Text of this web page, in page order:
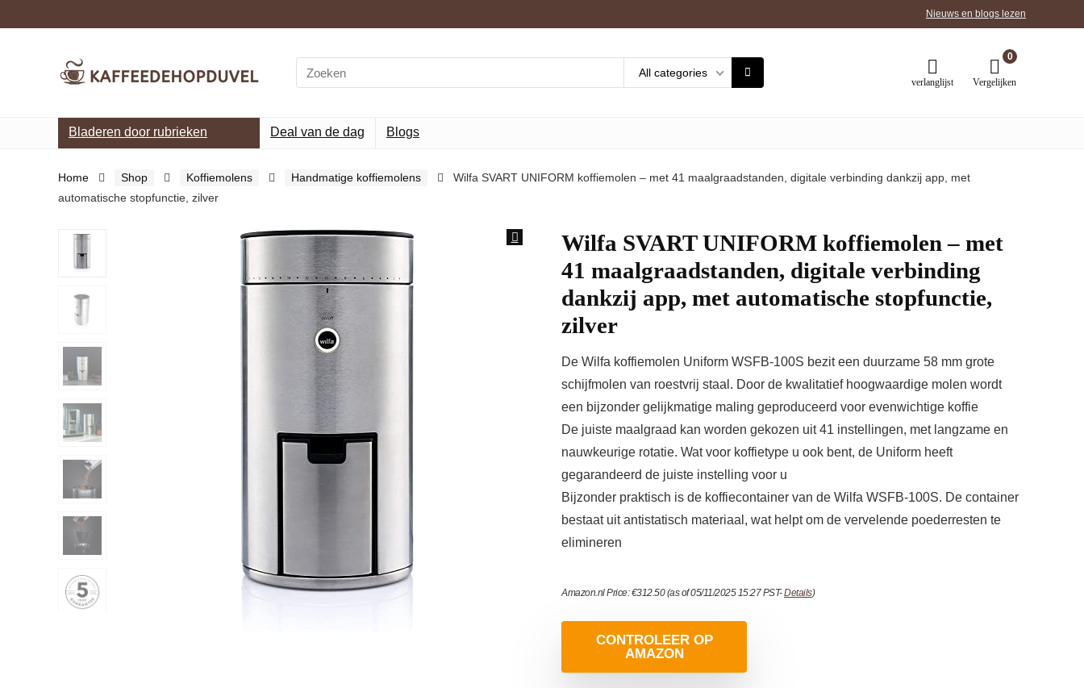
Nieuws en blogs lezen
Search
for:
All categories
verlanglijst
0
Vergelijken
Bladeren door rubrieken Deal van de dag Blogs
Home Shop Koffiemolens Handmatige koffiemolens
Wilfa SVART UNIFORM koffiemolen – met 41 maalgraadstanden, digitale verbinding dankzij app, met
automatische stopfunctie, zilver
Wilfa SVART UNIFORM koffiemolen – met
41 maalgraadstanden, digitale verbinding
dankzij app, met automatische stopfunctie,
zilver
De Wilfa koffiemolen Uniform WSFB-100S bezit een duurzame 58 mm grote
schijfmolen van roestvrij staal. Door de kwalitatief hoogwaardige molen wordt
een bijzonder gelijkmatige maling geproduceerd voor evenwichtige koffie
De juiste maalgraad kan worden gekozen uit 41 instellingen, met langzame en
nauwkeurige rotatie. Wat voor koffietype u ook bent, de Uniform heeft
gegarandeerd de juiste instelling voor u
Bijzonder praktisch is de koffiecontainer van de Wilfa WSFB-100S. De container
bestaat uit antistatisch materiaal, wat helpt om de vervelende poederresten te
elimineren
Amazon.nl Price:€312.50(as of 05/11/2025 15:27 PST-Details)
CONTROLEER OP
AMAZON